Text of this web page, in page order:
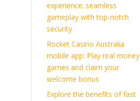
experience: seamless
gameplay with top-notch
security
Rocket Casino Australia
mobile app: Play real money
games and claim your
welcome bonus
Explore the benefits of fast